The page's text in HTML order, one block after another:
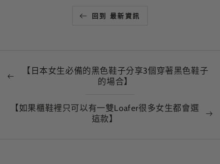
回到 最新資訊
【日本女生必備的黑色鞋子分享3個穿著黑色鞋子
的場合】
【如果櫃鞋裡只可以有一雙Loafer很多女生都會選
這款】